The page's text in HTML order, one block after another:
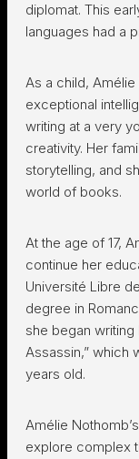
diplomat. This
languages had a
As a child,
exceptional
writing at a very
creativity. Her
storytelling, and
world of books.
At the age of 17,
continue her
Université Libre
degree in
she began writing
Assassin,” which
years old.
Amélie
explore complex